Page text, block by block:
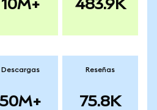
10M+ 483.9K
Descargas
50M+
Reseñas
75.8K